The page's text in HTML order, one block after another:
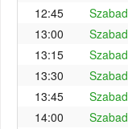
12:45
Szabad
13:00
Szabad
13:15
Szabad
13:30
Szabad
13:45
Szabad
14:00
Szabad